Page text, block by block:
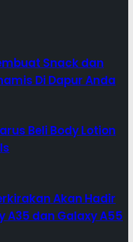
Snack dan
Di Dapur Anda
Beli Body Lotion
Akan Hadir
A35 dan Galaxy A55